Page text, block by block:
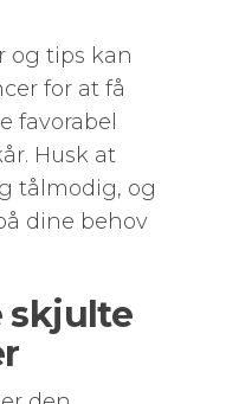
og tips kan
for at få
favorabel
Husk at
tålmodig, og
dine behov
skjulte